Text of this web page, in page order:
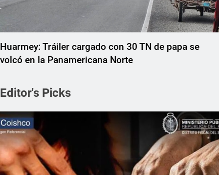
Huarmey: Tráiler cargado con 30 TN de papa se
volcó en la Panamericana Norte
Editor's Picks
REGIONAL